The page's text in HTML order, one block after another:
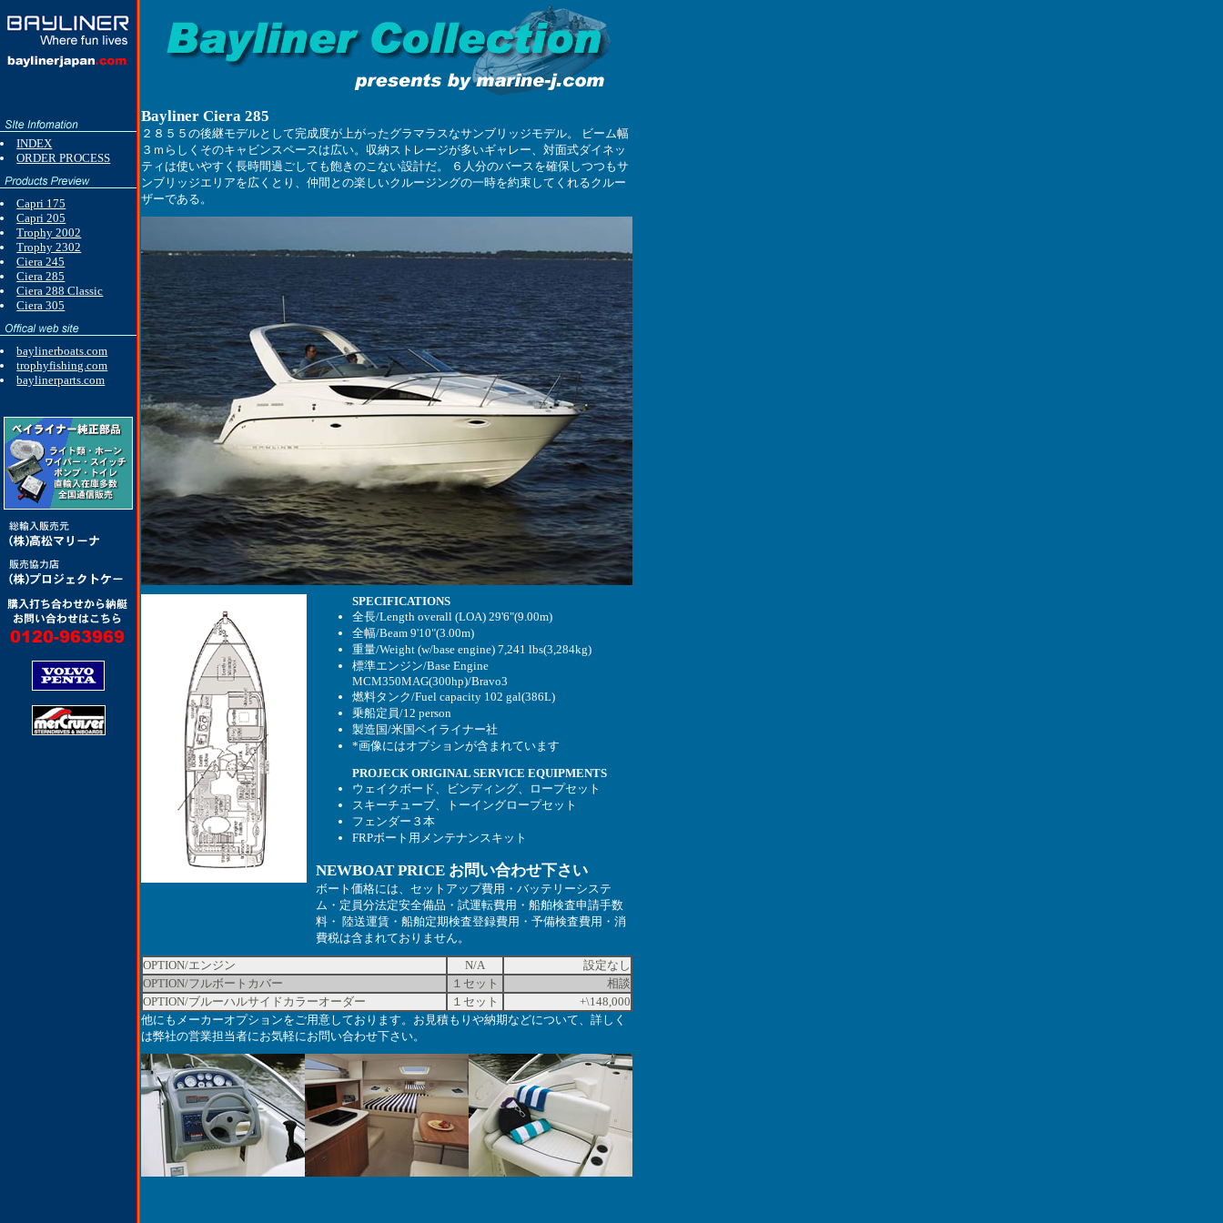
INDEX
ORDER PROCESS
Capri 175
Capri 205
Trophy 2002
Trophy 2302
Ciera 245
Ciera 285
Ciera 288 Classic
Ciera 305
baylinerboats.com
trophyfishing.com
baylinerparts.com
Bayliner Ciera 285
２８５５の後継モデルとして完成度が上がったグラマラスなサンブリッジモデル。 ビーム幅
３ｍらしくそのキャビンスペースは広い。収納ストレージが多いギャレー、対面式ダイネッ
ティは使いやすく長時間過ごしても飽きのこない設計だ。 ６人分のバースを確保しつつもサ
ンブリッジエリアを広くとり、仲間との楽しいクルージングの一時を約束してくれるクルー
ザーである。
SPECIFICATIONS
全長/Length overall (LOA) 29'6"(9.00m)
全幅/Beam 9'10"(3.00m)
重量/Weight (w/base engine) 7,241 lbs(3,284kg)
標準エンジン/Base Engine
MCM350MAG(300hp)/Bravo3
燃料タンク/Fuel capacity 102 gal(386L)
乗船定員/12 person
製造国/米国ベイライナー社
*画像にはオプションが含まれています
PROJECK ORIGINAL SERVICE EQUIPMENTS
ウェイクボード、ビンディング、ロープセット
スキーチューブ、トーイングロープセット
フェンダー３本
FRPボート用メンテナンスキット
NEWBOAT PRICE お問い合わせ下さい
ボート価格には、セットアップ費用・バッテリーシステ
ム・定員分法定安全備品・試運転費用・船舶検査申請手数
料・ 陸送運賃・船舶定期検査登録費用・予備検査費用・消
費税は含まれておりません。
OPTION/エンジン N/A
設定なし
OPTION/フルボートカバー
１セット
相談
OPTION/ブルーハルサイドカラーオーダー
１セット
+\148,000
他にもメーカーオプションをご用意しております。お見積もりや納期などについて、詳しく
は弊社の営業担当者にお気軽にお問い合わせ下さい。